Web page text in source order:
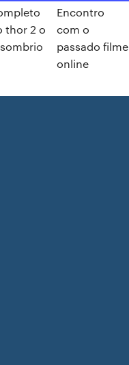
thor 2 o
Encontro
com o
passado filme
online